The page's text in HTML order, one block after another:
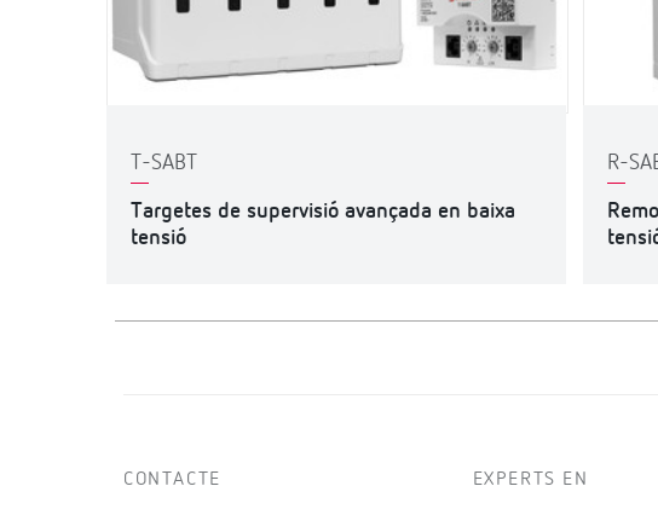
T-SABT
Targetes de supervisió avançada en baixa
tensió
R-
CONTACTE EXPERTS EN